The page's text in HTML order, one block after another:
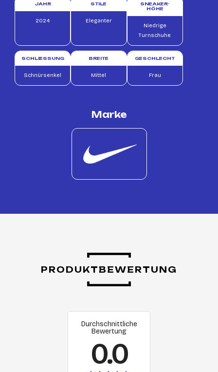
JAHR
2024
STILE
Eleganter
SNEAKER-
HÖHE
Niedrige
Turnschuhe
SCHLIESSUNG
Schnürsenkel
BREITE
Mittel
GESCHLECHT
Frau
Marke
PRODUKTBEWERTUNG
Durchschnittliche
Bewertung
0.0